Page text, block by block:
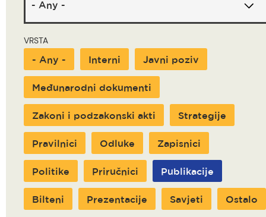
VRSTA
- Any - Interni Javni poziv
Međunarodni dokumenti
Zakoni i podzakonski akti Strategije
Pravilnici Odluke Zapisnici
Politike Priručnici Publikacije
Bilteni Prezentacije Savjeti Ostalo